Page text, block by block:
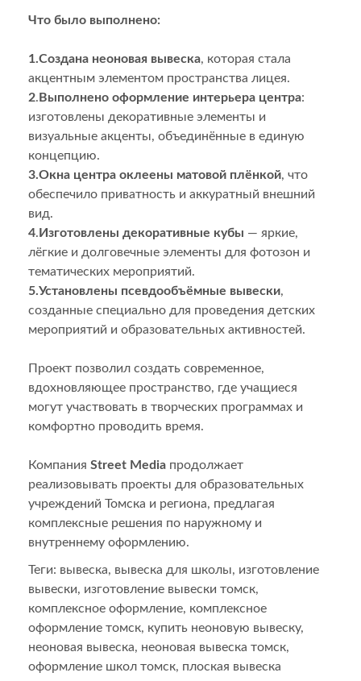
Что было выполнено:
1.Создана неоновая вывеска, которая стала
акцентным элементом пространства лицея.
2. Выполнено оформление интерьера центра:
изготовлены декоративные элементы и
визуальные акценты, объединённые в единую
концепцию.
3.Окна центра оклеены матовой плёнкой, что
обеспечило приватность и аккуратный внешний
вид.
4. Изготовлены декоративные кубы — яркие,
лёгкие и долговечные элементы для фотозон и
тематических мероприятий.
5.Установлены псевдообъёмные вывески,
созданные специально для проведения детских
мероприятий и образовательных активностей.
Проект позволил создать современное,
вдохновляющее пространство, где учащиеся
могут участвовать в творческих программах и
комфортно проводить время.
Компания Street Media продолжает
реализовывать проекты для образовательных
учреждений Томска и региона, предлагая
комплексные решения по наружному и
внутреннему оформлению.
Теги: вывеска, вывеска для школы, изготовление
вывески, изготовление вывески томск,
комплексное оформление, комплексное
оформление томск, купить неоновую вывеску,
неоновая вывеска, неоновая вывеска томск,
оформление школ томск, плоская вывеска